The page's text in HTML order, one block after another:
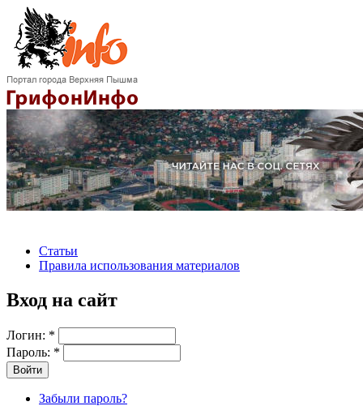
Статьи
Правила использования материалов
Вход на сайт
Логин: *
Пароль: *
Забыли пароль?